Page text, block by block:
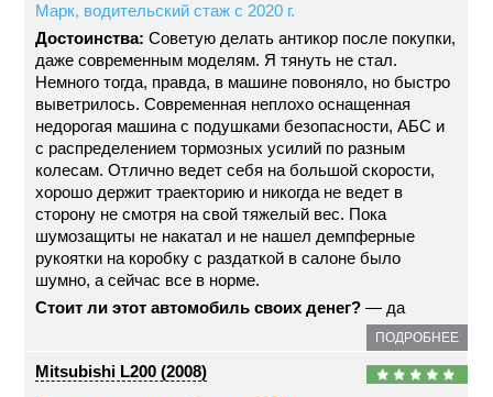
Марк, водительский стаж с 2020 г.
Достоинства: Советую делать антикор после покупки,
даже современным моделям. Я тянуть не стал.
Немного тогда, правда, в машине повоняло, но быстро
выветрилось. Современная неплохо оснащенная
недорогая машина с подушками безопасности, АБС и
с распределением тормозных усилий по разным
колесам. Отлично ведет себя на большой скорости,
хорошо держит траекторию и никогда не ведет в
сторону не смотря на свой тяжелый вес. Пока
шумозащиты не накатал и не нашел демпферные
рукоятки на коробку с раздаткой в салоне было
шумно, а сейчас все в норме.
Стоит ли этот автомобиль своих денег? — да
ПОДРОБНЕЕ
Mitsubishi L200 (2008)